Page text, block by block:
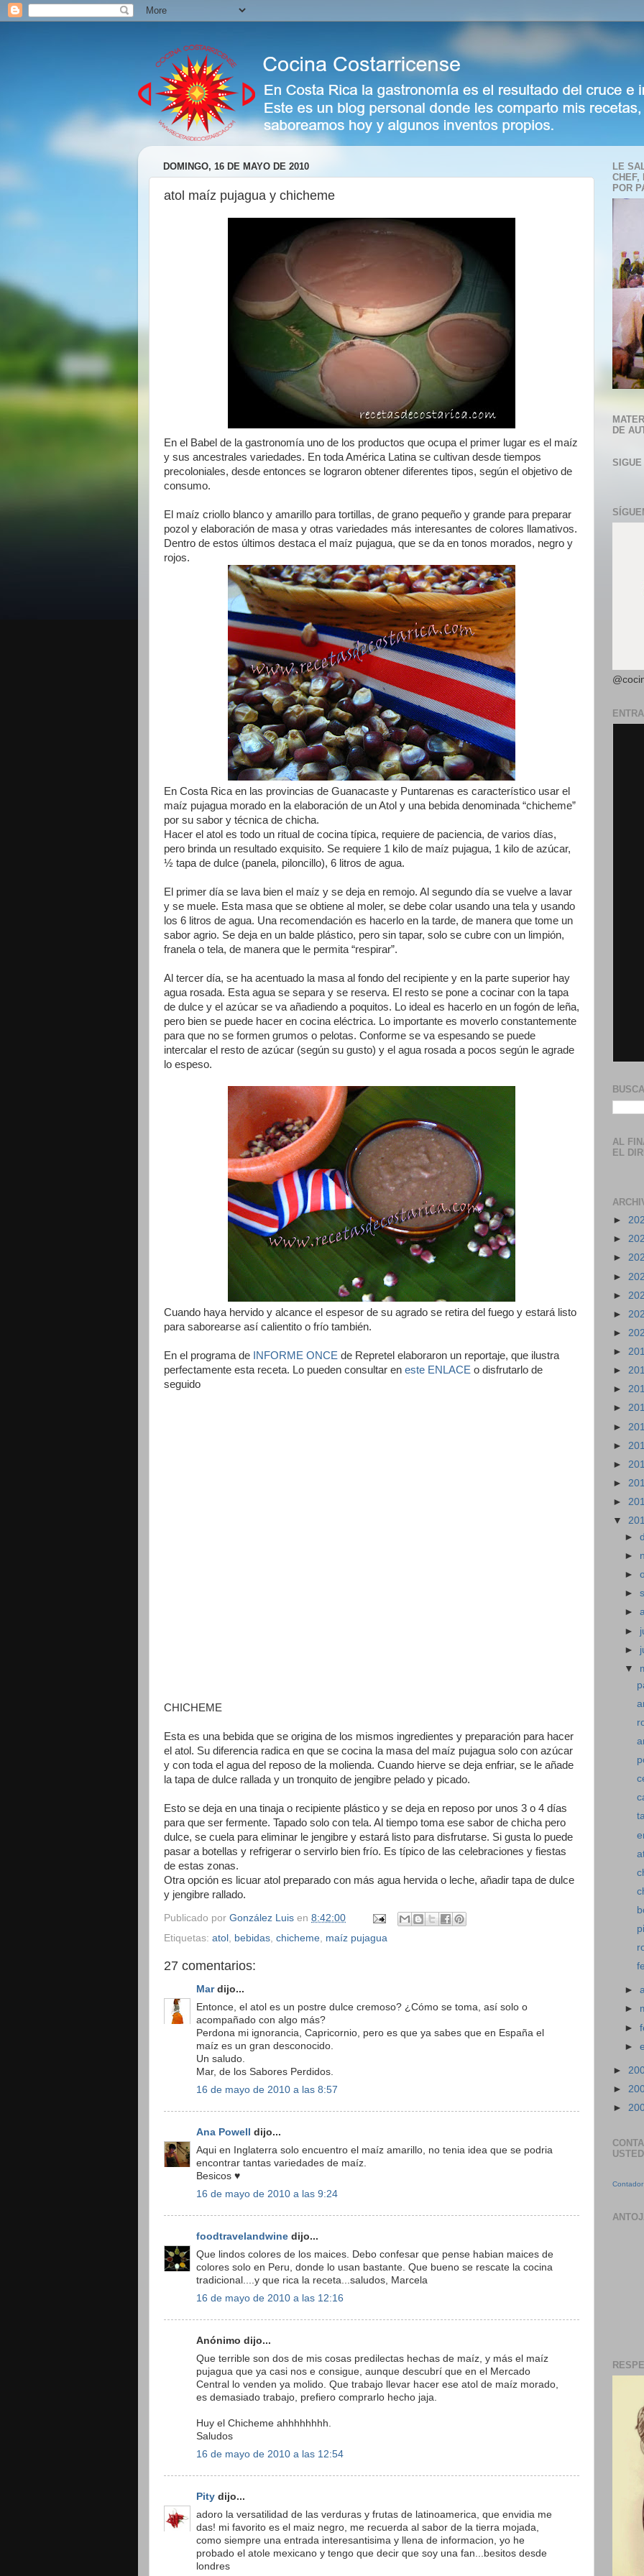
DOMINGO, 16 DE MAYO DE 2010
atol maíz pujagua y chicheme
En el Babel de la gastronomía uno de los productos que ocupa el primer lugar es el maíz
y sus ancestrales variedades. En toda América Latina se cultivan desde tiempos
precoloniales, desde entonces se lograron obtener diferentes tipos, según el objetivo de
consumo.
El maíz criollo blanco y amarillo para tortillas, de grano pequeño y grande para preparar
pozol y elaboración de masa y otras variedades más interesantes de colores llamativos.
Dentro de estos últimos destaca el maíz pujagua, que se da en tonos morados, negro y
rojos.
En Costa Rica en las provincias de Guanacaste y Puntarenas es característico usar el
maíz pujagua morado en la elaboración de un Atol y una bebida denominada “chicheme”
por su sabor y técnica de chicha.
Hacer el atol es todo un ritual de cocina típica, requiere de paciencia, de varios días,
pero brinda un resultado exquisito. Se requiere 1 kilo de maíz pujagua, 1 kilo de azúcar,
½ tapa de dulce (panela, piloncillo), 6 litros de agua.
El primer día se lava bien el maíz y se deja en remojo. Al segundo día se vuelve a lavar
y se muele. Esta masa que se obtiene al moler, se debe colar usando una tela y usando
los 6 litros de agua. Una recomendación es hacerlo en la tarde, de manera que tome un
sabor agrio. Se deja en un balde plástico, pero sin tapar, solo se cubre con un limpión,
franela o tela, de manera que le permita “respirar”.
Al tercer día, se ha acentuado la masa al fondo del recipiente y en la parte superior hay
agua rosada. Esta agua se separa y se reserva. El resto se pone a cocinar con la tapa
de dulce y el azúcar se va añadiendo a poquitos. Lo ideal es hacerlo en un fogón de leña,
pero bien se puede hacer en cocina eléctrica. Lo importante es moverlo constantemente
para que no se formen grumos o pelotas. Conforme se va espesando se puede
intercalar el resto de azúcar (según su gusto) y el agua rosada a pocos según le agrade
lo espeso.
Cuando haya hervido y alcance el espesor de su agrado se retira del fuego y estará listo
para saborearse así calientito o frío también.
En el programa de INFORME ONCE de Repretel elaboraron un reportaje, que ilustra
perfectamente esta receta. Lo pueden consultar en este ENLACE o disfrutarlo de
seguido
CHICHEME
Esta es una bebida que se origina de los mismos ingredientes y preparación para hacer
el atol. Su diferencia radica en que se cocina la masa del maíz pujagua solo con azúcar
y con toda el agua del reposo de la molienda. Cuando hierve se deja enfriar, se le añade
la tapa de dulce rallada y un tronquito de jengibre pelado y picado.
Esto se deja en una tinaja o recipiente plástico y se deja en reposo por unos 3 o 4 días
para que ser fermente. Tapado solo con tela. Al tiempo toma ese sabor de chicha pero
dulce, se cuela para eliminar le jengibre y estará listo para disfrutarse. Si gusta lo puede
pasar a botellas y refrigerar o servirlo bien frío. Es típico de las celebraciones y fiestas
de estas zonas.
Otra opción es licuar atol preparado con más agua hervida o leche, añadir tapa de dulce
y jengibre rallado.
Publicado por González Luis en 8:42:00
Etiquetas: atol bebidas chicheme maíz pujagua
27 comentarios:
Mardijo...
Entonce, el atol es un postre dulce cremoso? ¿Cómo se toma, así solo o
acompañado con algo más?
Perdona mi ignorancia, Capricornio, pero es que ya sabes que en España el
maíz es un gran desconocido.
Un saludo.
Mar, de los Sabores Perdidos.
16 de mayo de 2010 a las 8:57
Ana Powell
dijo...
Aqui en Inglaterra solo encuentro el maíz amarillo, no tenia idea que se podria
encontrar tantas variedades de maíz.
Besicos ♥
16 de mayo de 2010 a las 9:24
foodtravelandwine dijo...
Que lindos colores de los maices. Debo confesar que pense habian maices de
colores solo en Peru, donde lo usan bastante. Que bueno se rescate la cocina
tradicional....y que rica la receta...saludos, Marcela
16 de mayo de 2010 a las 12:16
Anónimo dijo...
Que terrible son dos de mis cosas predilectas hechas de maíz, y más el maíz
pujagua que ya casi nos e consigue, aunque descubrí que en el Mercado
Central lo venden ya molido. Que trabajo llevar hacer ese atol de maíz morado,
es demasiado trabajo, prefiero comprarlo hecho jaja.
Huy el Chicheme ahhhhhhhh.
Saludos
16 de mayo de 2010 a las 12:54
Pity dijo...
adoro la versatilidad de las verduras y frutas de latinoamerica, que envidia me
das! mi favorito es el maiz negro, me recuerda al sabor de la tierra mojada,
como siempre una entrada interesantisima y llena de informacion, yo he
probado el atole mexicano y tengo que decir que soy una fan...besitos desde
londres
LE
CHEF,
POR
DE
AL
EL
►
►
►
►
►
►
►
►
►
►
►
►
►
►
►
►
▼
►
►
►
►
►
►
►
▼
►
►
►
►
►
►
►